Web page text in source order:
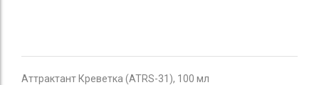
Аттрактант Креветка (ATRS-31), 100 мл